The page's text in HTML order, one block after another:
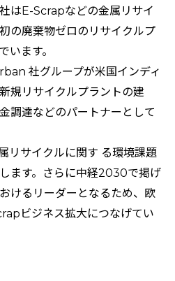
はE-Scrapなどの金属リサイ
の廃棄物ゼロのリサイクルプ
います。
社グループが米国インディ
規リサイクルプラントの建
調達などのパートナーとして
リサイクルに関す る環境課題
ます。さらに中経2030で掲げ
けるリーダーとなるため、欧
ビジネス拡大につなげてい